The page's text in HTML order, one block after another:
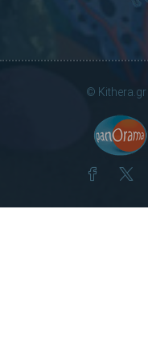
© Kithera.gr